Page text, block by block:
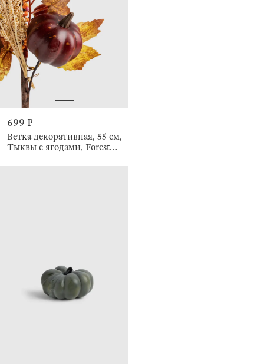
699 ₽
Ветка декоративная, 55 см,
Тыквы с ягодами, Forest